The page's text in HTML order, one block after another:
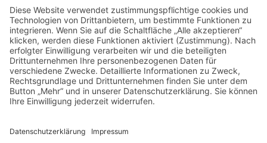
Beiträge insgesamt
109473
• Themen insgesamt
9528• Mitglieder insgesamt2455• Unser
neuestes Mitglied:sky1005